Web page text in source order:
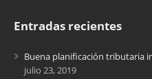
Entradas recientes
Buena planificación tributaria
julio 23, 2019